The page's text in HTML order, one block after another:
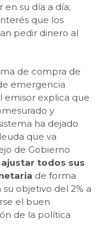
su día a día;
que los
pedir dinero al
de compra de
emergencia
emisor explica que
y
ha dejado
que va
de Gobierno
todos sus
de forma
objetivo del 2% a
el buen
de la política